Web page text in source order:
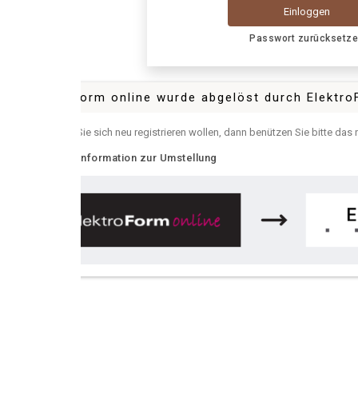
Passwort zurücksetzen
online wurde abgelöst durch ElektroForm
sich neu registrieren wollen, dann benützen Sie bitte das neue
zur Umstellung